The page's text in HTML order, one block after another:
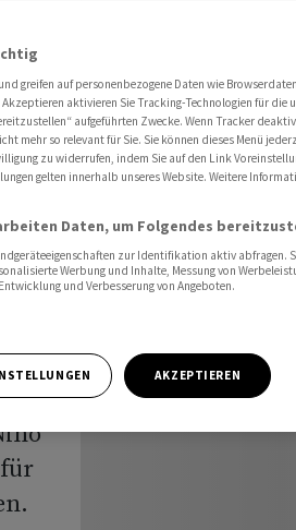
2026 die Ernten bedroht
greifen auf personenbezogene Daten wie
aktivieren Sie Tracking-Technologien für die
aufgeführten Zwecke. Wenn Tracker
mehr so relevant für Sie. Sie können dieses Menü
zu widerrufen, indem Sie auf den Link
gelten innerhalb unseres Website. Weitere
Daten, um Folgendes
zur Identifikation aktiv abfragen.
Werbung und Inhalte, Messung von
und Verbesserung von Angeboten.
AKZEPTIEREN